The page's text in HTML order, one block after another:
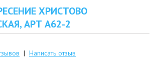
ХРИСТОВО
АРТ А62-2
| Написать отзыв